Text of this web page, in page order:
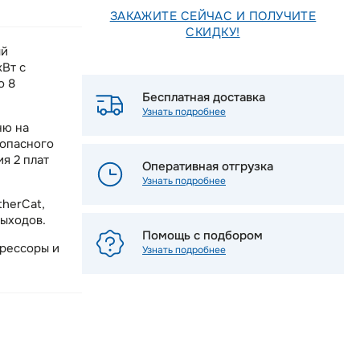
с
8
на
2 плат
и
ЗАКАЖИТЕ СЕЙЧАС И ПОЛУЧИТЕ
СКИДКУ!
Бесплатная доставка
Узнать подробнее
Оперативная отгрузка
Узнать подробнее
Помощь с подбором
Узнать подробнее